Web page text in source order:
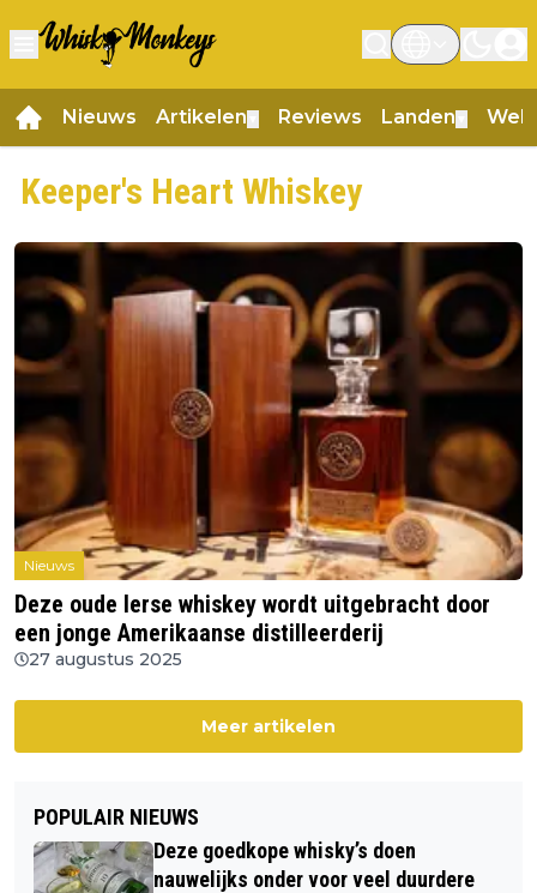
Nieuws Artikelen Reviews Landen
Keeper's Heart Whiskey
Nieuws
Deze oude Ierse whiskey wordt uitgebracht door
een jonge Amerikaanse distilleerderij
27 augustus 2025
Meer artikelen
POPULAIR NIEUWS
Deze goedkope whisky’s doen
nauwelijks onder voor veel duurdere